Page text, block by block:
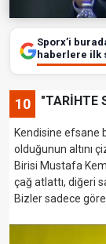
Sporx’i
haberlere ilk
10 "TARİHTE
Kendisine efsane
olduğunun altını
Birisi Mustafa
çağ atlattı, diğeri
Bizler sadece